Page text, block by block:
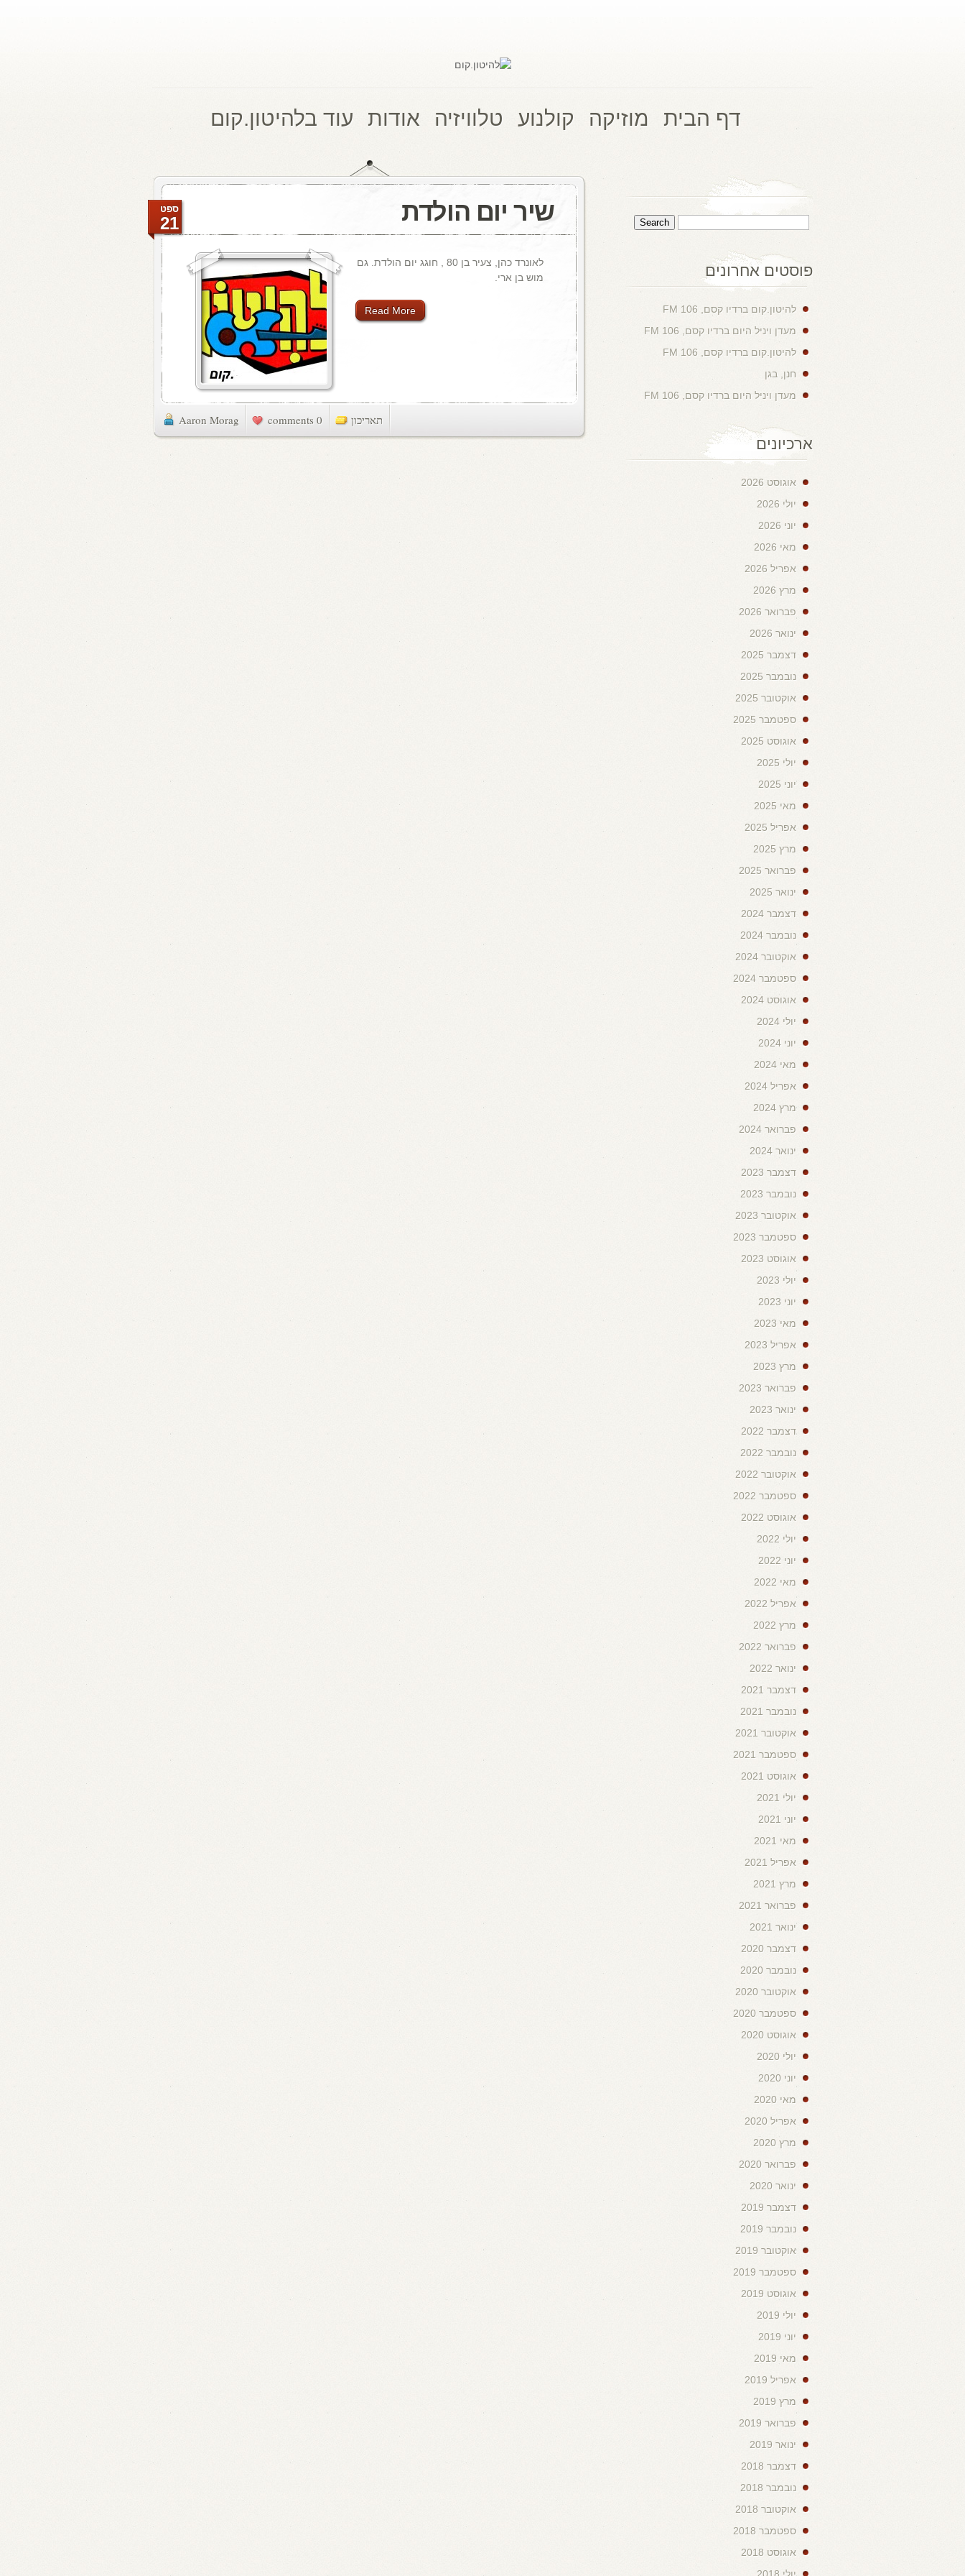
דף הבית מוזיקה קולנוע טלוויזיה אודות עוד בלהיטון.קום
שיר יום הולדת ספט
21
לאונרד כהן, צעיר בן 80 , חוגג יום הולדת. גם
מוש בן ארי.
Read More
Aaron Morag 0 comments תאריכון
פוסטים אחרונים
להיטון.קום ברדיו קסם, 106 FM
מעדן ויניל היום ברדיו קסם, 106 FM
להיטון.קום ברדיו קסם, 106 FM
חנן, בגן
מעדן ויניל היום ברדיו קסם, 106 FM
ארכיונים
אוגוסט 2026
יולי 2026
יוני 2026
מאי 2026
אפריל 2026
מרץ 2026
פברואר 2026
ינואר 2026
דצמבר 2025
נובמבר 2025
אוקטובר 2025
ספטמבר 2025
אוגוסט 2025
יולי 2025
יוני 2025
מאי 2025
אפריל 2025
מרץ 2025
פברואר 2025
ינואר 2025
דצמבר 2024
נובמבר 2024
אוקטובר 2024
ספטמבר 2024
אוגוסט 2024
יולי 2024
יוני 2024
מאי 2024
אפריל 2024
מרץ 2024
פברואר 2024
ינואר 2024
דצמבר 2023
נובמבר 2023
אוקטובר 2023
ספטמבר 2023
אוגוסט 2023
יולי 2023
יוני 2023
מאי 2023
אפריל 2023
מרץ 2023
פברואר 2023
ינואר 2023
דצמבר 2022
נובמבר 2022
אוקטובר 2022
ספטמבר 2022
אוגוסט 2022
יולי 2022
יוני 2022
מאי 2022
אפריל 2022
מרץ 2022
פברואר 2022
ינואר 2022
דצמבר 2021
נובמבר 2021
אוקטובר 2021
ספטמבר 2021
אוגוסט 2021
יולי 2021
יוני 2021
מאי 2021
אפריל 2021
מרץ 2021
פברואר 2021
ינואר 2021
דצמבר 2020
נובמבר 2020
אוקטובר 2020
ספטמבר 2020
אוגוסט 2020
יולי 2020
יוני 2020
מאי 2020
אפריל 2020
מרץ 2020
פברואר 2020
ינואר 2020
דצמבר 2019
נובמבר 2019
אוקטובר 2019
ספטמבר 2019
אוגוסט 2019
יולי 2019
יוני 2019
מאי 2019
אפריל 2019
מרץ 2019
פברואר 2019
ינואר 2019
דצמבר 2018
נובמבר 2018
אוקטובר 2018
ספטמבר 2018
אוגוסט 2018